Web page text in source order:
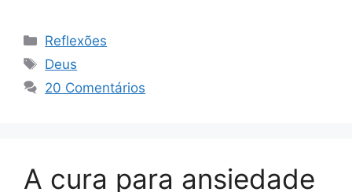
Categorias
Reflexões
Tags
Deus
20 Comentários
A cura para ansiedade